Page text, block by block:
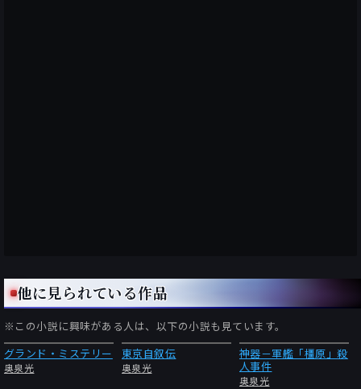
他に見られている作品
※この小説に興味がある人は、以下の小説も見ています。
グランド・ミステリー
奥泉光
東京自叙伝
奥泉光
神器－軍艦「橿原」殺
人事件
奥泉光